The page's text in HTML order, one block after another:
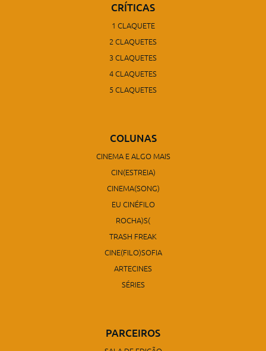
CRÍTICAS
1 CLAQUETE
2 CLAQUETES
3 CLAQUETES
4 CLAQUETES
5 CLAQUETES
COLUNAS
CINEMA E ALGO MAIS
CIN(ESTREIA)
CINEMA(SONG)
EU CINÉFILO
ROCHA)S(
TRASH FREAK
CINE(FILO)SOFIA
ARTECINES
SÉRIES
PARCEIROS